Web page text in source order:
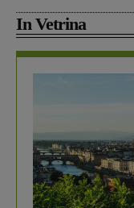
In Vetrina